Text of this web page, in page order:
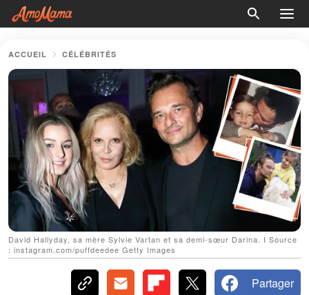
ACCUEIL CÉLÉBRITÉS
David Hallyday, sa mère Sylvie Vartan et sa demi-sœur Darina. І Source
: instagram.com/puffdeedee Getty Images
Partager